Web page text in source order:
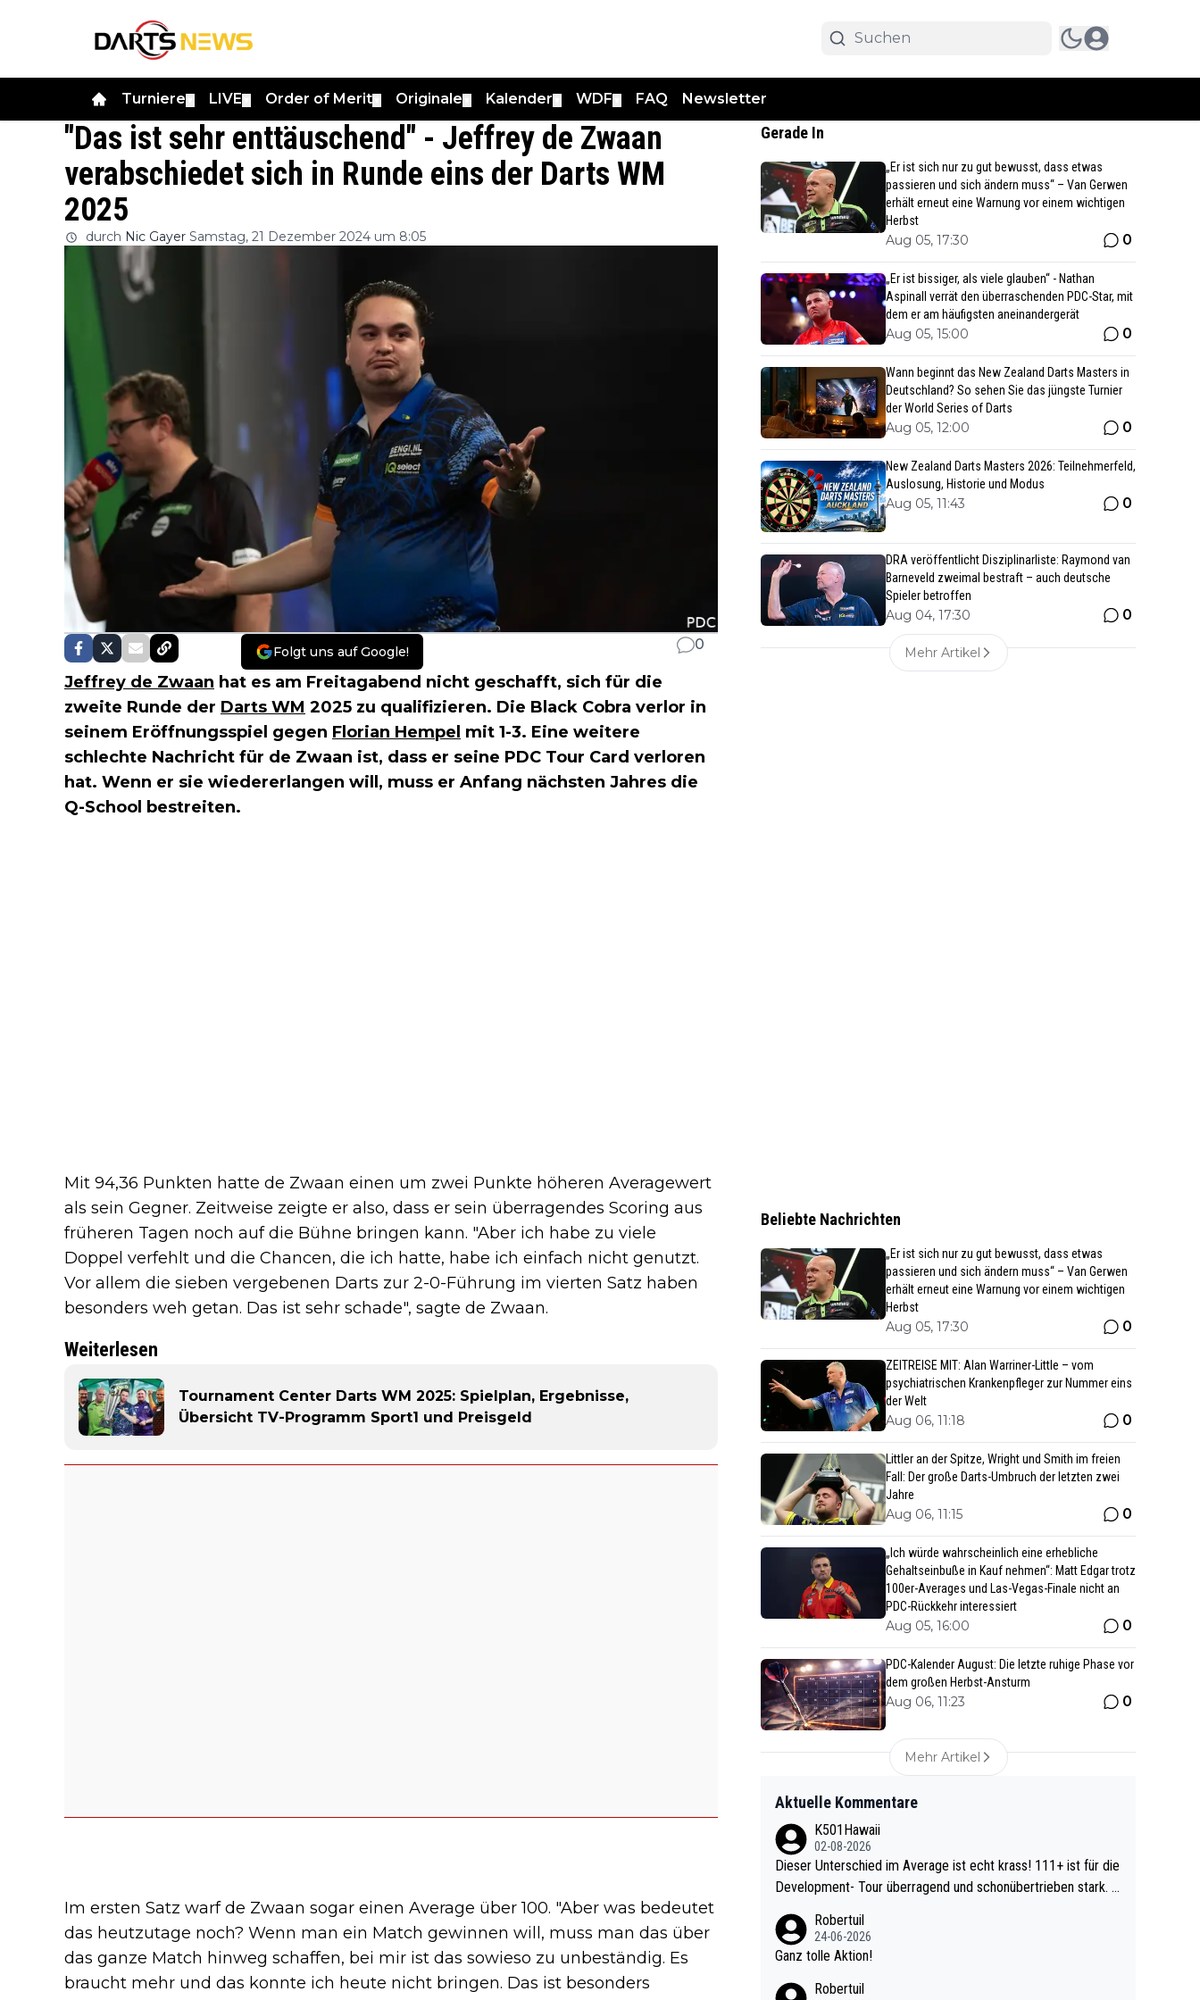
Turniere LIVE Order of Merit Originale Kalender WDF FAQ Newsletter
"Das ist sehr enttäuschend" - Jeffrey de Zwaan
verabschiedet sich in Runde eins der Darts WM
2025
durch Nic Gayer Samstag, 21 Dezember 2024 um 8:05
Folgt uns auf Google! 0
Jeffrey de Zwaan hat es am Freitagabend nicht geschafft, sich für die
zweite Runde der Darts WM 2025 zu qualifizieren. Die Black Cobra verlor in
seinem Eröffnungsspiel gegen Florian Hempel mit 1-3. Eine weitere
schlechte Nachricht für de Zwaan ist, dass er seine PDC Tour Card verloren
hat. Wenn er sie wiedererlangen will, muss er Anfang nächsten Jahres die
Q-School bestreiten.
Mit 94,36 Punkten hatte de Zwaan einen um zwei Punkte höheren Averagewert
als sein Gegner. Zeitweise zeigte er also, dass er sein überragendes Scoring aus
früheren Tagen noch auf die Bühne bringen kann. "Aber ich habe zu viele
Doppel verfehlt und die Chancen, die ich hatte, habe ich einfach nicht genutzt.
Vor allem die sieben vergebenen Darts zur 2-0-Führung im vierten Satz haben
besonders weh getan. Das ist sehr schade", sagte de Zwaan.
Weiterlesen
Tournament Center Darts WM 2025: Spielplan, Ergebnisse,
Übersicht TV-Programm Sport1 und Preisgeld
Im ersten Satz warf de Zwaan sogar einen Average über 100. "Aber was bedeutet
das heutzutage noch? Wenn man ein Match gewinnen will, muss man das über
das ganze Match hinweg schaffen, bei mir ist das sowieso zu unbeständig. Es
braucht mehr und das konnte ich heute nicht bringen. Das ist besonders
Gerade In
„Er ist sich nur zu gut bewusst, dass etwas
passieren und sich ändern muss“ – Van Gerwen
erhält erneut eine Warnung vor einem wichtigen
Herbst
Aug 05, 17:30 0
„Er ist bissiger, als viele glauben“ - Nathan
Aspinall verrät den überraschenden PDC-Star, mit
dem er am häufigsten aneinandergerät
Aug 05, 15:00 0
Wann beginnt das New Zealand Darts Masters in
Deutschland? So sehen Sie das jüngste Turnier
der World Series of Darts
Aug 05, 12:00 0
New Zealand Darts Masters 2026: Teilnehmerfeld,
Auslosung, Historie und Modus
Aug 05, 11:43 0
DRA veröffentlicht Disziplinarliste: Raymond van
Barneveld zweimal bestraft – auch deutsche
Spieler betroffen
Aug 04, 17:30 0
Mehr Artikel
Beliebte Nachrichten
„Er ist sich nur zu gut bewusst, dass etwas
passieren und sich ändern muss“ – Van Gerwen
erhält erneut eine Warnung vor einem wichtigen
Herbst
Aug 05, 17:30 0
ZEITREISE MIT: Alan Warriner-Little – vom
psychiatrischen Krankenpfleger zur Nummer eins
der Welt
Aug 06, 11:18 0
Littler an der Spitze, Wright und Smith im freien
Fall: Der große Darts-Umbruch der letzten zwei
Jahre
Aug 06, 11:15 0
„Ich würde wahrscheinlich eine erhebliche
Gehaltseinbuße in Kauf nehmen“: Matt Edgar trotz
100er-Averages und Las-Vegas-Finale nicht an
PDC-Rückkehr interessiert
Aug 05, 16:00 0
PDC-Kalender August: Die letzte ruhige Phase vor
dem großen Herbst-Ansturm
Aug 06, 11:23 0
Mehr Artikel
Aktuelle Kommentare
K501Hawaii
02-08-2026
Dieser Unterschied im Average ist echt krass! 111+ ist für die
Development- Tour überragend und schonübertrieben stark. U
e mal 40+ erst recht. Da gewinnst keinen Blumentopf - ist ja n
och krasser wie ein Pokalspiel eines Kreisligisten vs einem Bu
Robertuil
24-06-2026
Ganz tolle Aktion!
Robertuil